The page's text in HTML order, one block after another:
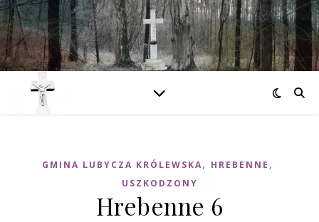
GMINA LUBYCZA KRÓLEWSKA, HREBENNE ,
USZKODZONY
Hrebenne 6